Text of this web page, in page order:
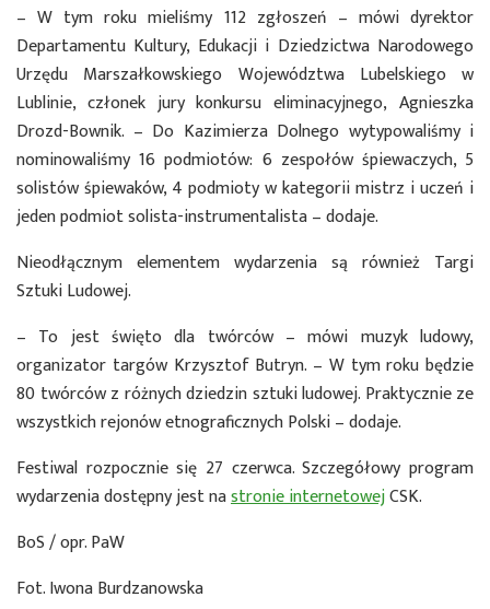
– W tym roku mieliśmy 112 zgłoszeń – mówi dyrektor
Departamentu Kultury, Edukacji i Dziedzictwa Narodowego
Urzędu Marszałkowskiego Województwa Lubelskiego w
Lublinie, członek jury konkursu eliminacyjnego, Agnieszka
Drozd-Bownik. – Do Kazimierza Dolnego wytypowaliśmy i
nominowaliśmy 16 podmiotów: 6 zespołów śpiewaczych, 5
solistów śpiewaków, 4 podmioty w kategorii mistrz i uczeń i
jeden podmiot solista-instrumentalista – dodaje.
Nieodłącznym elementem wydarzenia są również Targi
Sztuki Ludowej.
– To jest święto dla twórców – mówi muzyk ludowy,
organizator targów Krzysztof Butryn. – W tym roku będzie
80 twórców z różnych dziedzin sztuki ludowej. Praktycznie ze
wszystkich rejonów etnograficznych Polski – dodaje.
Festiwal rozpocznie się 27 czerwca. Szczegółowy program
wydarzenia dostępny jest nastronie internetowejCSK.
BoS / opr. PaW
Fot. Iwona Burdzanowska